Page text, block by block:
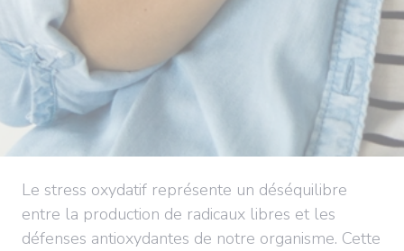
Le stress oxydatif représente un déséquilibre
entre la production de radicaux libres et les
défenses antioxydantes de notre organisme. Cette